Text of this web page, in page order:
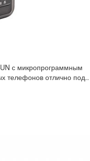
с микропрограммным
телефонов отлично под..